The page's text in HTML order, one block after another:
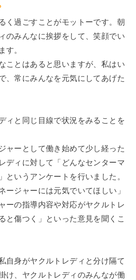
く過ごすことがモットーです。朝
のみんなに挨拶をして、笑顔でい
す。
ことはあると思いますが、私はい
、常にみんなを元気にしてあげた
ィと同じ目線で状況をみることを
ャーとして働き始めて少し経った
ディに対して「どんなセンターマ
というアンケートを行いました。
ージャーには元気でいてほしい」
ーの指導内容や対応がヤクルトレ
と傷つく」といった意見を聞くこ
自身がヤクルトレディと分け隔て
け、ヤクルトレディのみんなが働